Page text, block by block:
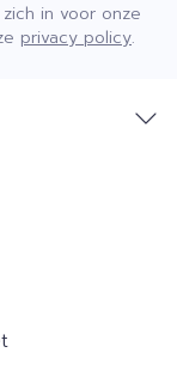
in voor onze
privacy policy.